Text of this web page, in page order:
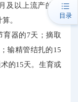
及以上流产的98
。
器的7天；摘取
输精管结扎的15
的15天。生育或
目录